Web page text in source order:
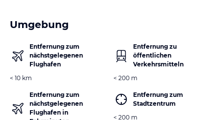
Umgebung
Entfernung zum
nächstgelegenen
Flughafen
< 10 km
Entfernung zum
nächstgelegenen
Flughafen in
Entfernung zu
öffentlichen
Verkehrsmitteln
< 200 m
Entfernung zum
Stadtzentrum
< 200 m